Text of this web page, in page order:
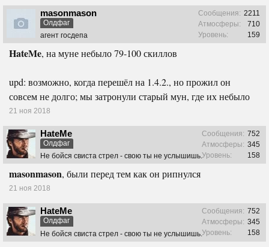
masonmason
Олдфаг
агент госдепа
Сообщения: 2211
Атмосферы:
710
Уровень:
159
HateMe, на муне небыло 79-100 скиллов
upd: возможно, когда перешёл на 1.4.2., но прожил он
совсем не долго; мы затронули старый мун, где их небыло
21 ноя 2018
HateMe
Олдфаг
Не бойся свиста стрел - свою ты не услышишь.
Сообщения: 752
Атмосферы: 345
Уровень:
158
masonmason, были перед тем как он рипнулся
21 ноя 2018
HateMe
Олдфаг
Не бойся свиста стрел - свою ты не услышишь.
Сообщения: 752
Атмосферы: 345
Уровень:
158